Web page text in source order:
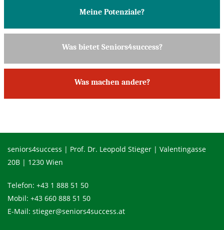
Meine Potenziale?
Was bietet Seniors4success?
Was machen andere?
seniors4success | Prof. Dr. Leopold Stieger | Valentingasse
20B | 1230 Wien
Telefon: +43 1 888 51 50
Mobil: +43 660 888 51 50
E-Mail: stieger@seniors4success.at